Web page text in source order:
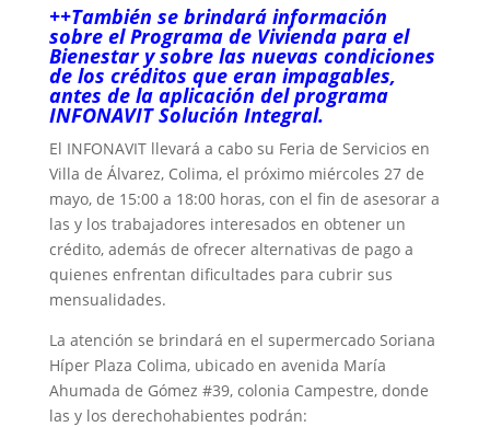
++También se brindará información
sobre el Programa de Vivienda para el
Bienestar y sobre las nuevas condiciones
de los créditos que eran impagables,
antes de la aplicación del programa
INFONAVIT Solución Integral.
El INFONAVIT llevará a cabo su Feria de Servicios en
Villa de Álvarez, Colima, el próximo miércoles 27 de
mayo, de 15:00 a 18:00 horas, con el fin de asesorar a
las y los trabajadores interesados en obtener un
crédito, además de ofrecer alternativas de pago a
quienes enfrentan dificultades para cubrir sus
mensualidades.
La atención se brindará en el supermercado Soriana
Híper Plaza Colima, ubicado en avenida María
Ahumada de Gómez #39, colonia Campestre, donde
las y los derechohabientes podrán: